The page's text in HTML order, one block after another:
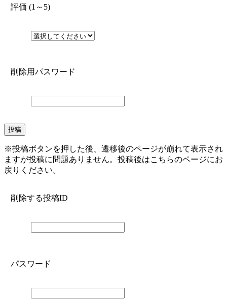
評価 (1～5)
削除用パスワード
※投稿ボタンを押した後、遷移後のページが崩れて表示され
ますが投稿に問題ありません。投稿後はこちらのページにお
戻りください。
削除する投稿ID
パスワード